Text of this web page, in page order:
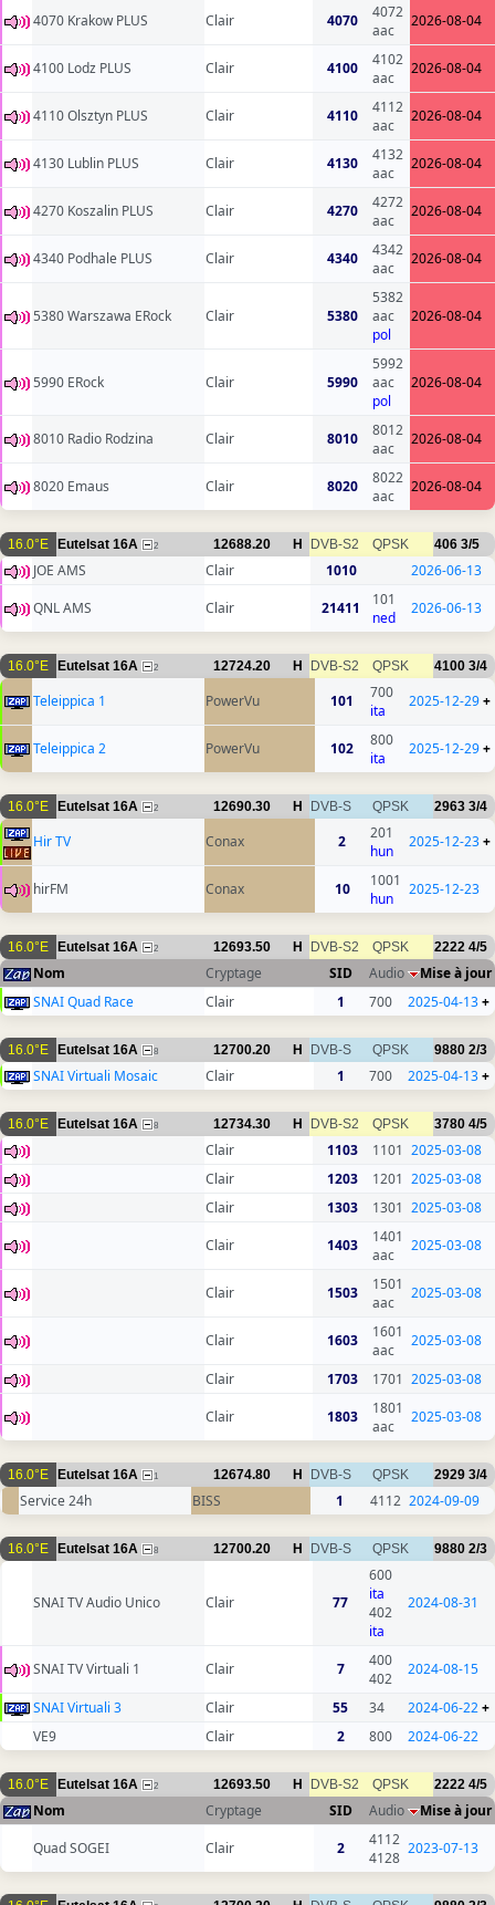
4070 Krakow PLUS Clair 4070
4072
aac
2026-08-04
4100 Lodz PLUS Clair 4100
4102
aac
2026-08-04
4110 Olsztyn PLUS Clair 4110
4112
aac
2026-08-04
4130 Lublin PLUS Clair 4130
4132
aac
2026-08-04
4270 Koszalin PLUS Clair 4270
4272
aac
2026-08-04
4340 Podhale PLUS Clair 4340
4342
aac
2026-08-04
5380 Warszawa ERock Clair 5380
5382
aac
pol
2026-08-04
5990 ERock Clair 5990
5992
aac
pol
2026-08-04
8010 Radio Rodzina Clair 8010
8012
aac
2026-08-04
8020 Emaus Clair 8020
8022
aac
2026-08-04
16.0°E Eutelsat 16A 2 12688.20 H DVB-S2 QPSK 406 3/5
JOE AMS Clair 1010
2026-06-13
QNL AMS
Clair 21411
101
ned
2026-06-13
16.0°E Eutelsat 16A 2 12724.20 H DVB-S2 QPSK 4100 3/4
Teleippica 1 PowerVu 101
700
ita
2025-12-29+
Teleippica 2 PowerVu 102
800
ita
2025-12-29+
16.0°E Eutelsat 16A 2 12690.30 H DVB-S QPSK 2963 3/4
Hir TV Conax 2
201
hun
2025-12-23+
hirFM Conax 10
1001
hun
2025-12-23
16.0°E Eutelsat 16A 2 12693.50 H DVB-S2 QPSK 2222 4/5
Nom Cryptage SID Audio
Mise à jour
SNAI Quad Race
Clair 1 700 2025-04-13+
16.0°E Eutelsat 16A 8 12700.20 H DVB-S QPSK 9880 2/3
SNAI Virtuali Mosaic Clair 1 700 2025-04-13+
16.0°E Eutelsat 16A 8 12734.30 H DVB-S2 QPSK 3780 4/5
Clair 1103 1101 2025-03-08
Clair
1203 1201 2025-03-08
Clair
1303 1301 2025-03-08
Clair
1403
1401
aac
2025-03-08
Clair 1503
1501
aac
2025-03-08
Clair 1603
1601
aac
2025-03-08
Clair 1703 1701 2025-03-08
Clair
1803
1801
aac
2025-03-08
16.0°E Eutelsat 16A 1 12674.80 H DVB-S QPSK 2929 3/4
Service 24h BISS 1 4112 2024-09-09
16.0°E Eutelsat 16A 8 12700.20 H DVB-S QPSK 9880 2/3
SNAI TV Audio Unico Clair 77
600
ita
402
ita
2024-08-31
SNAI TV Virtuali 1 Clair 7
400
402
2024-08-15
SNAI Virtuali 3 Clair 55 34 2024-06-22+
VE9
Clair 2 800 2024-06-22
16.0°E Eutelsat 16A 2 12693.50 H DVB-S2 QPSK 2222 4/5
Nom Cryptage SID Audio
Mise à jour
Quad SOGEI
Clair 2
4112
4128
2023-07-13